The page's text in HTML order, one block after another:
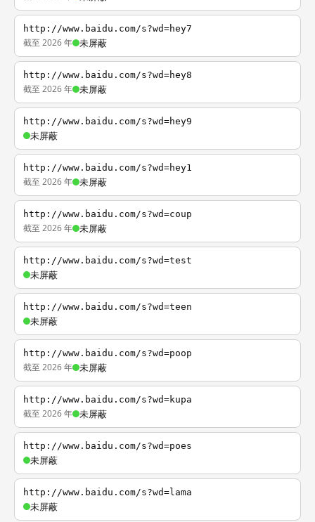
http://www.baidu.com/s?wd=hey7
截至 2026 年 未屏蔽
http://www.baidu.com/s?wd=hey8
截至 2026 年 未屏蔽
http://www.baidu.com/s?wd=hey9
未屏蔽
http://www.baidu.com/s?wd=hey1
截至 2026 年 未屏蔽
http://www.baidu.com/s?wd=coup
截至 2026 年 未屏蔽
http://www.baidu.com/s?wd=test
未屏蔽
http://www.baidu.com/s?wd=teen
未屏蔽
http://www.baidu.com/s?wd=poop
截至 2026 年 未屏蔽
http://www.baidu.com/s?wd=kupa
截至 2026 年 未屏蔽
http://www.baidu.com/s?wd=poes
未屏蔽
http://www.baidu.com/s?wd=lama
未屏蔽